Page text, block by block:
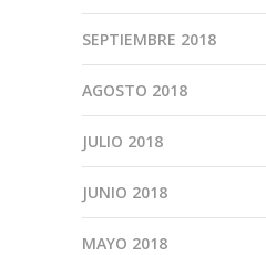
SEPTIEMBRE 2018
AGOSTO 2018
JULIO 2018
JUNIO 2018
MAYO 2018